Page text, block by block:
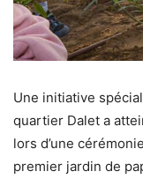
Une initiative
quartier Dalet a
lors d’une
premier jardin de